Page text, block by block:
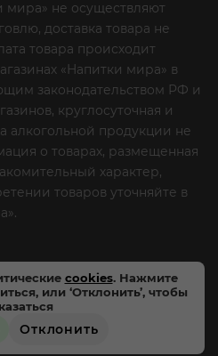
cookies. Нажмите
или ‘Отклонить’, чтобы
Отклонить
мира» не осуществляют
доставка товара не
товара происходит
«Напитки мира» в
законодательством РФ и
круглосуточная и
алкогольной продукции не
о товарах, размещенная
характер,
товаров уточняйте в